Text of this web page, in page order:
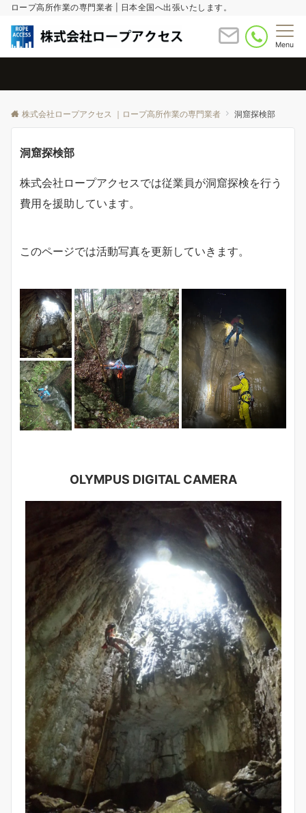
ロープ高所作業の専門業者 | 日本全国へ出張いたします。
Menu
株式会社ロープアクセス ｜ロープ高所作業の専門業者 洞窟探検部
洞窟探検部
株式会社ロープアクセスでは従業員が洞窟探検を行う
費用を援助しています。
このページでは活動写真を更新していきます。
OLYMPUS DIGITAL CAMERA